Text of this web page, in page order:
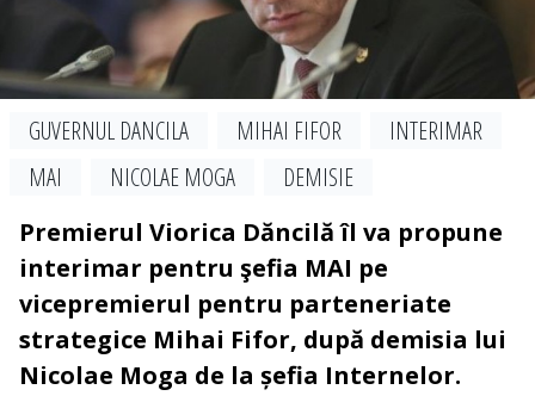
GUVERNUL DANCILA MIHAI FIFOR
INTERIMAR
MAI
NICOLAE MOGA
DEMISIE
Premierul Viorica Dăncilă îl va propune
interimar pentru şefia MAI pe
vicepremierul pentru parteneriate
strategice Mihai Fifor, după demisia lui
Nicolae Moga de la șefia Internelor.